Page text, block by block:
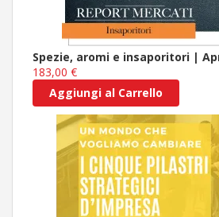
Spezie, aromi e insaporitori |
183,00 €
Aggiungi al Carrello